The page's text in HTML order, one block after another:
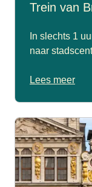
Trein van
In slechts 1
naar
Lees meer